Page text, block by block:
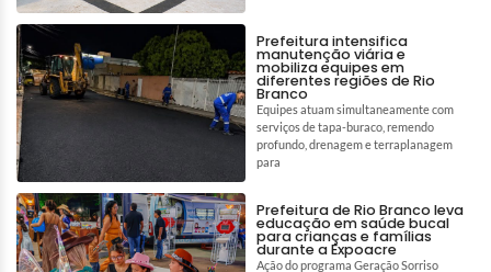
Prefeitura intensifica
manutenção viária e
mobiliza equipes em
diferentes regiões de Rio
Branco
Equipes atuam simultaneamente com
serviços de tapa-buraco, remendo
profundo, drenagem e terraplanagem
para
Prefeitura de Rio Branco leva
educação em saúde bucal
para crianças e famílias
durante a Expoacre
Ação do programa Geração Sorriso